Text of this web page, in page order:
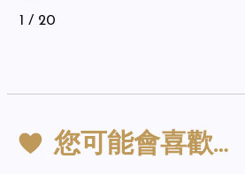
1 / 20
您可能會喜歡…